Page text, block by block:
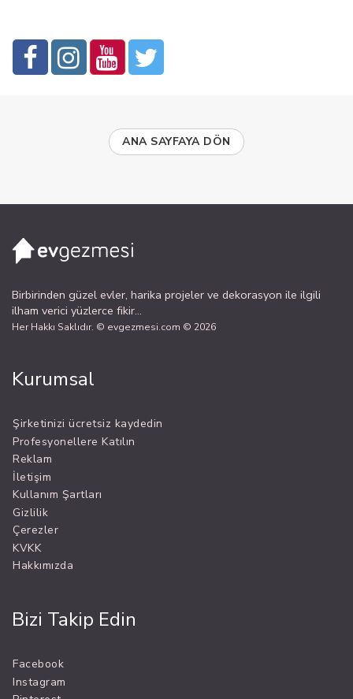
ANA SAYFAYA DÖN
Birbirinden güzel evler, harika projeler ve dekorasyon ile ilgili
ilham verici yüzlerce fikir...
Her Hakkı Saklıdır. © evgezmesi.com © 2026
Kurumsal
Şirketinizi ücretsiz kaydedin
Profesyonellere Katılın
Reklam
İletişim
Kullanım Şartları
Gizlilik
Çerezler
KVKK
Hakkımızda
Bizi Takip Edin
Facebook
Instagram